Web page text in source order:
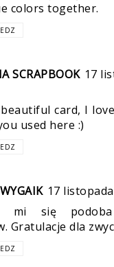
colors together.
SCRAPBOOK 17
beautiful card, I
used here :)
17
mi się podoba
Gratulacje dla